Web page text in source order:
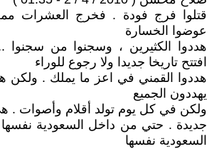
قتلوا فرج فودة . فخرج العشرات
عوضوا الخسارة
هددوا الكثيرين ، وسجنوا من سجنوا
افتتح تاريخا جديدا ولا رجوع للوراء
هددوا القمني في اعز ما يملك . ولكن
يهددون الجميع
ولكن في كل يوم تولد أقلام وأصوات .
جديدة . حتي من داخل السعودية
السعودية نفسها